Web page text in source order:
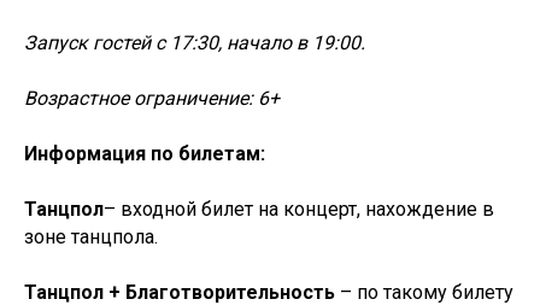
Запуск гостей с 17:30, начало в 19:00.
Возрастное ограничение: 6+
Информация по билетам:
Танцпол– входной билет на концерт, нахождение в
зоне танцпола.
Танцпол + Благотворительность – по такому билету